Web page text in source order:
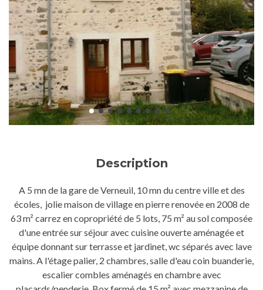
Description
A 5 mn de la gare de Verneuil, 10 mn du centre ville et des
écoles, jolie maison de village en pierre renovée en 2008 de
63 m² carrez en copropriété de 5 lots, 75 m² au sol composée
d'une entrée sur séjour avec cuisine ouverte aménagée et
équipe donnant sur terrasse et jardinet, wc séparés avec lave
mains. A l'étage palier, 2 chambres, salle d'eau coin buanderie,
escalier combles aménagés en chambre avec